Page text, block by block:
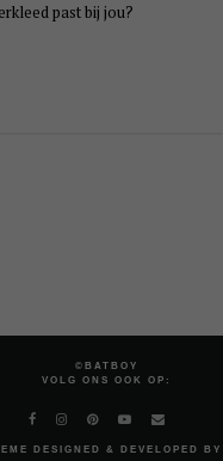
past bij jou?
©BATBOY
VOLG ONS OOK OP:
DESIGNED & DEVELOPED BY